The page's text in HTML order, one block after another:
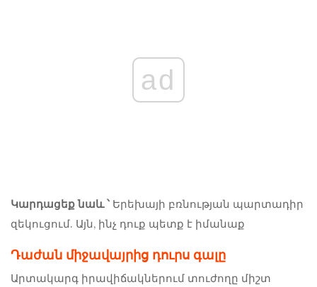
ad
Կարդացեք նաև ՝ Երեխայի բռնության պարտադիր
զեկուցում. Այն, ինչ դուք պետք է իմանաք
Դաժան միջավայրից դուրս գալը
Արտակարգ իրավիճակներում տուժողը միշտ